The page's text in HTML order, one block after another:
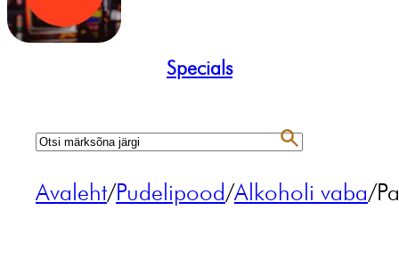
Specials
Avaleht/Pudelipood/Alkoholi vaba/